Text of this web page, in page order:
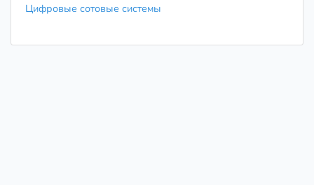
Цифровые сотовые системы